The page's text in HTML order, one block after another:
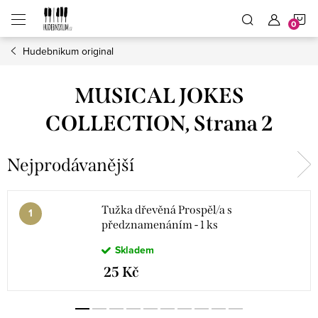
obsah
Hudebnikum original
MUSICAL JOKES
COLLECTION, Strana 2
Nejprodávanější
Tužka dřevěná Prospěl/a s
předznamenáním - 1 ks
Skladem
25 Kč